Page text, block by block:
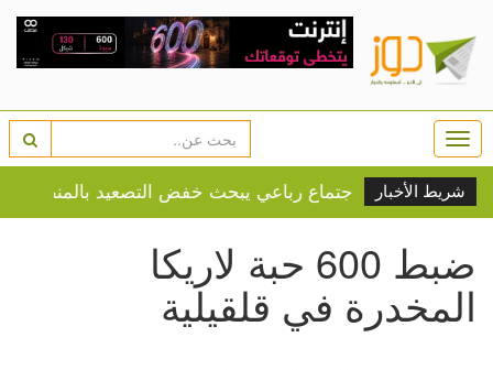
شريط الأخبار
اجتماع رباعي يبحث خفض التصعيد بالمنطقة وأمن
ضبط 600 حبة لاريكا
المخدرة في قلقيلية